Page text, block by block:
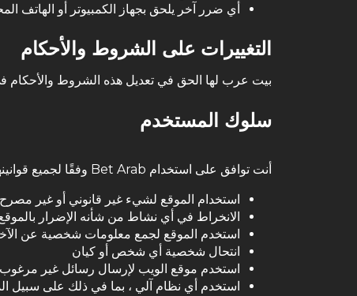
أي ضرر آخر يلحق بجهاز الكمبيوتر أو الهاتف
التغييرات على الشروط والأحكام
بيت عرب لها الحق في تعديل هذه الشروط
سلوك المستخدم
أنت توافق على استخدام Bet Arab وفقًا لجميع قوانينها ، وبالتالي فإنك توافق على عدم:
استخدام الموقع لشيء غير قانوني أو غير
الانخراط في أي نشاط من شأنه الإضرار
استخدم الموقع لجمع معلومات شخصية عن
انتحال شخصية أي شخص أو كيان
استخدم موقع الويب لإرسال رسائل غير
استخدم أي نظام آلي ، بما في ذلك على سبيل